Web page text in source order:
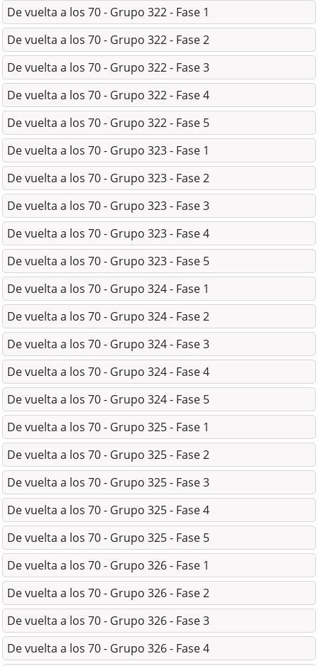
De vuelta a los 70 - Grupo 322 - Fase 1
De vuelta a los 70 - Grupo 322 - Fase 2
De vuelta a los 70 - Grupo 322 - Fase 3
De vuelta a los 70 - Grupo 322 - Fase 4
De vuelta a los 70 - Grupo 322 - Fase 5
De vuelta a los 70 - Grupo 323 - Fase 1
De vuelta a los 70 - Grupo 323 - Fase 2
De vuelta a los 70 - Grupo 323 - Fase 3
De vuelta a los 70 - Grupo 323 - Fase 4
De vuelta a los 70 - Grupo 323 - Fase 5
De vuelta a los 70 - Grupo 324 - Fase 1
De vuelta a los 70 - Grupo 324 - Fase 2
De vuelta a los 70 - Grupo 324 - Fase 3
De vuelta a los 70 - Grupo 324 - Fase 4
De vuelta a los 70 - Grupo 324 - Fase 5
De vuelta a los 70 - Grupo 325 - Fase 1
De vuelta a los 70 - Grupo 325 - Fase 2
De vuelta a los 70 - Grupo 325 - Fase 3
De vuelta a los 70 - Grupo 325 - Fase 4
De vuelta a los 70 - Grupo 325 - Fase 5
De vuelta a los 70 - Grupo 326 - Fase 1
De vuelta a los 70 - Grupo 326 - Fase 2
De vuelta a los 70 - Grupo 326 - Fase 3
De vuelta a los 70 - Grupo 326 - Fase 4